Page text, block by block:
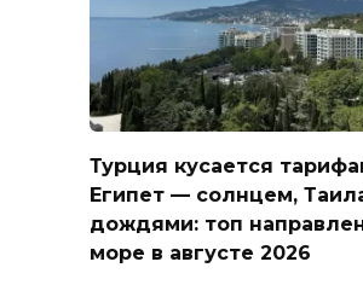
Турция кусается
Египет — солнцем,
дождями: топ
море в августе 2026